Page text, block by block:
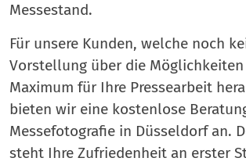
Messestand.
Für unsere Kunden, welche noch
Vorstellung über die Möglichkeiten
Maximum für Ihre Pressearbeit
bieten wir eine kostenlose
Messefotografie in Düsseldorf an.
steht Ihre Zufriedenheit an erster